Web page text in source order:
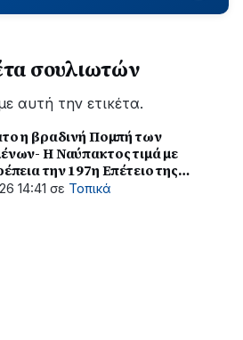
σουλιωτών
αυτή την ετικέτα.
η βραδινή Πομπή των
Η Ναύπακτος τιμά με
την 197η Επέτειο της
της
14:41 σε Τοπικά